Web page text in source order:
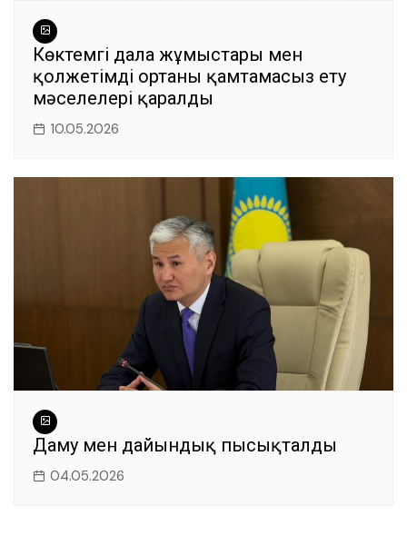
Көктемгі дала жұмыстары мен
қолжетімді ортаны қамтамасыз ету
мәселелері қаралды
10.05.2026
Даму мен дайындық пысықталды
04.05.2026